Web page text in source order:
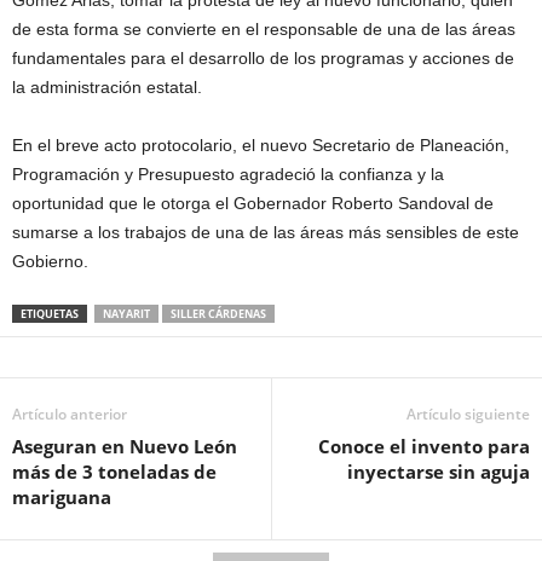
de esta forma se convierte en el responsable de una de las áreas
fundamentales para el desarrollo de los programas y acciones de
la administración estatal.
En el breve acto protocolario, el nuevo Secretario de Planeación,
Programación y Presupuesto agradeció la confianza y la
oportunidad que le otorga el Gobernador Roberto Sandoval de
sumarse a los trabajos de una de las áreas más sensibles de este
Gobierno.
ETIQUETAS NAYARIT SILLER CÁRDENAS
Artículo anterior
Aseguran en Nuevo León
más de 3 toneladas de
mariguana
Artículo siguiente
Conoce el invento para
inyectarse sin aguja